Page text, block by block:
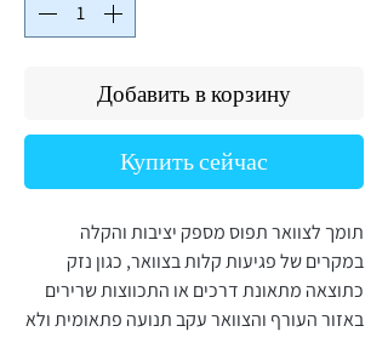
Добавить в корзину
Купить сейчас
תומך לצוואר תפוס מספק יציבות והקלה
במקרים של פגיעות קלות בצוואר, כגון נזק
כתוצאה מתאונת דרכים או התכווצות שרירים
באזור העורף והצוואר עקב תנועה פתאומית ולא